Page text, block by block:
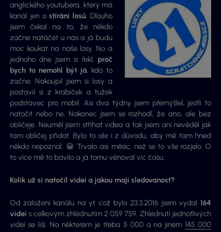
anglického youtubera, který má
kanál jen ostírání losů. Dlouho
jsem čekal na to, že někdo
začne natáčet u nás a já budu
moc koukat na naše losy. No a
jednoho dne jsem si řekl, proč
bych to nemohl být já, kdo to
začne. Nakoupil jsem si losy a
postavil si z krabiček a tužek
podstavec pro mobil. Asi dva týdny jsem přemýšlel, jestli to
natočit nebo ne. Nakonec jsem se rozhodl, že ano, ale bez
obličeje. Neuměl jsem střihat videa a tak jsem ani nevěděl jak
tam obličej přidat. Bylo to ale i z důvodu, aby mě tam hned
někdo nepoznal. 😀 Trvalo asi měsíc, než se to vše rozjelo. O
to více mě to bavilo a já tomu věnoval víc času.
Kolik už si natočil videí a jakou mají sledovanost?
Od založení kanálu na yt což bylo 23.3.2016 jsem vydal 164
videí s celkovým zhlédnutím 2 059 759. Zhlédnutí jednotlivých
videí se liší. Na některém je třeba 5 000 a na jiném 145 000